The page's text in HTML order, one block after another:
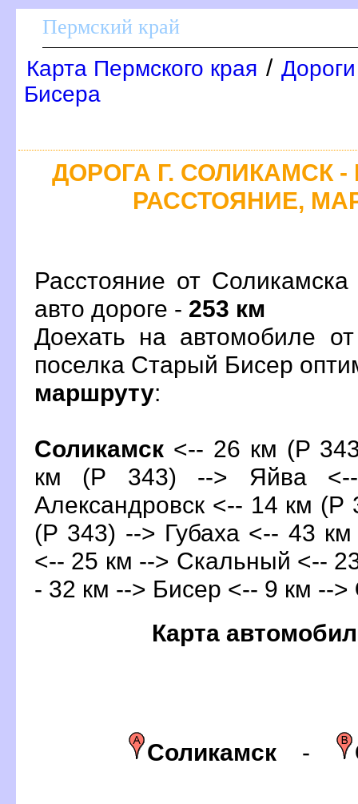
Пермский край
Карта Пермского края /
Бисера
ДОРОГА Г. СОЛИКАМСК
РАССТОЯНИЕ,
Расстояние от
авто дороге - 253 км
Доехать на автомобиле
поселка Старый Бисер
маршруту:
Соликамск <-- 26 км (Р
км (Р 343) --> Яйва
Александровск <-- 14 км
(Р 343) --> Губаха <-- 43
<-- 25 км --> Скальный <--
- 32 км --> Бисер <-- 9 км -->
Карта
Соликамск -